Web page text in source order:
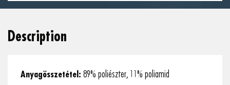
Description
Anyagösszetétel: 89% poliészter, 11% poliamid